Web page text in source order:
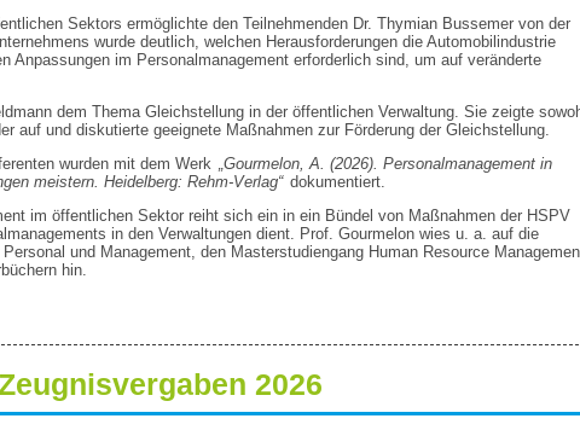
Sektors ermöglichte den Teilnehmenden Dr. Thymian Bussemer von der
wurde deutlich, welchen Herausforderungen die Automobilindustrie
Anpassungen im Personalmanagement erforderlich sind, um auf veränderte
dem Thema Gleichstellung in der öffentlichen Verwaltung. Sie zeigte
auf und diskutierte geeignete Maßnahmen zur Förderung der Gleichstellung.
wurden mit dem Werk
„Gourmelon, A. (2026). Personalmanagement in
meistern. Heidelberg: Rehm-Verlag“ dokumentiert.
im öffentlichen Sektor reiht sich ein in ein Bündel von Maßnahmen der HSPV
in den Verwaltungen dient. Prof. Gourmelon wies u. a. auf die
und Management, den Masterstudiengang Human Resource
hin.
2026